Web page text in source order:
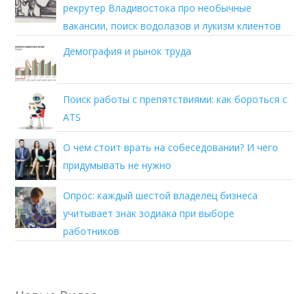
рекрутер Владивостока про необычные
вакансии, поиск водолазов и лукизм клиентов
Демография и рынок труда
Поиск работы с препятствиями: как бороться с
ATS
О чем стоит врать на собеседовании? И чего
придумывать не нужно
Опрос: каждый шестой владелец бизнеса
учитывает знак зодиака при выборе
работников